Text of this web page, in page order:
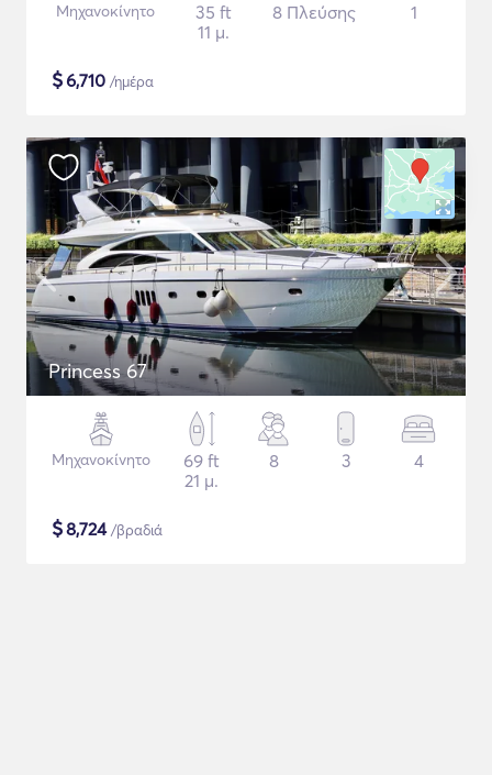
Μηχανοκίνητο
35 ft
11 μ.
8 Πλεύσης 1
$6,710 /ημέρα
Princess 67
Μηχανοκίνητο
69 ft
21 μ.
8 3 4
$8,724/βραδιά